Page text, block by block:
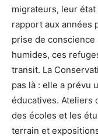
migrateurs, leur
rapport aux années
prise de
humides, ces
transit. La
pas là : elle a prévu
éducatives. Ateliers
des écoles et les
terrain et